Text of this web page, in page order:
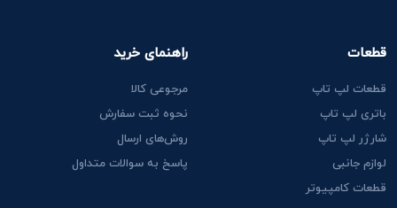
قطعات
قطعات لپ تاپ
باتری لپ تاپ
شارژر لپ تاپ
لوازم جانبی
قطعات کامپیوتر
راهنمای خرید
مرجوعی کالا
نحوه ثبت سفارش
روش‌های ارسال
پاسخ به سوالات متداول